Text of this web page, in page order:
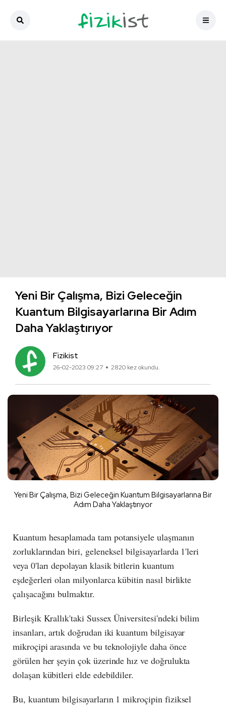
Yeni Bir Çalışma, Bizi Geleceğin
Kuantum Bilgisayarlarına Bir Adım
Daha Yaklaştırıyor
Fizikist
26-02-2023 09:27 2820 kez okundu.
Yeni Bir Çalışma, Bizi Geleceğin Kuantum Bilgisayarlarına Bir
Adım Daha Yaklaştırıyor
Kuantum hesaplamada tam potansiyele ulaşmanın
zorluklarından biri, geleneksel bilgisayarlarda 1'leri
veya 0'ları depolayan klasik bitlerin kuantum
eşdeğerleri olan milyonlarca kübitin nasıl birlikte
çalışacağını bulmaktır.
Birleşik Krallık'taki Sussex Üniversitesi'ndeki bilim
insanları, artık doğrudan iki kuantum bilgisayar
mikroçipi arasında ve bu teknolojiyle daha önce
görülen her şeyin çok üzerinde hız ve doğrulukta
dolaşan kübitleri elde edebildiler.
Bu, kuantum bilgisayarların 1 mikroçipin fiziksel